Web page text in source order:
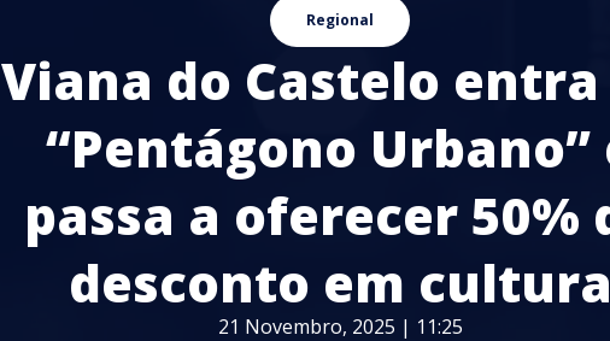
Regional
Viana do Castelo
“Pentágono Urbano”
passa a oferecer 50%
desconto em
21 Novembro, 2025 | 11:25